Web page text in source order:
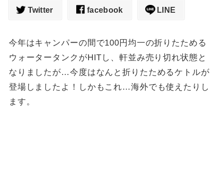
Twitter facebook LINE
今年はキャンパーの間で100円均一の折りたためる
ウォータータンクがHITし、軒並み売り切れ状態と
なりましたが…今度はなんと折りたためるケトルが
登場しましたよ！しかもこれ…海外でも使えたりし
ます。